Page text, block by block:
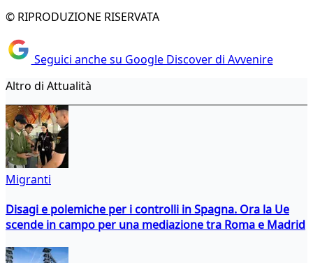
© RIPRODUZIONE RISERVATA
Seguici anche su Google Discover di Avvenire
Altro di Attualità
Migranti
Disagi e polemiche per i controlli in Spagna. Ora la Ue
scende in campo per una mediazione tra Roma e Madrid